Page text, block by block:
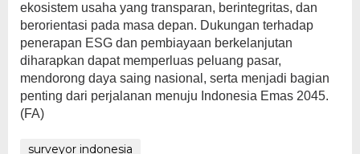
ekosistem usaha yang transparan, berintegritas, dan
berorientasi pada masa depan. Dukungan terhadap
penerapan ESG dan pembiayaan berkelanjutan
diharapkan dapat memperluas peluang pasar,
mendorong daya saing nasional, serta menjadi bagian
penting dari perjalanan menuju Indonesia Emas 2045.
(FA)
surveyor indonesia